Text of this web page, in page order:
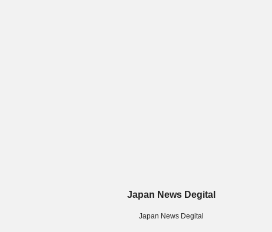
Japan News Degital
Japan News Degital